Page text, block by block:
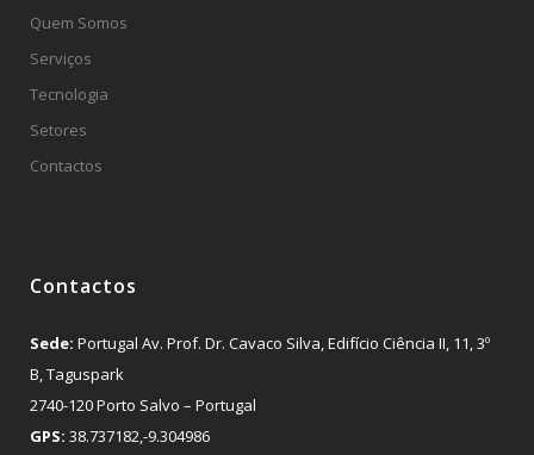
Quem Somos
Serviços
Tecnologia
Setores
Contactos
Contactos
Sede: Portugal Av. Prof. Dr. Cavaco Silva, Edifício Ciência II, 11, 3º
B, Taguspark
2740-120 Porto Salvo – Portugal
GPS: 38.737182,-9.304986